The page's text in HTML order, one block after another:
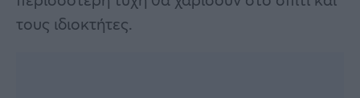
τους ιδιοκτήτες.